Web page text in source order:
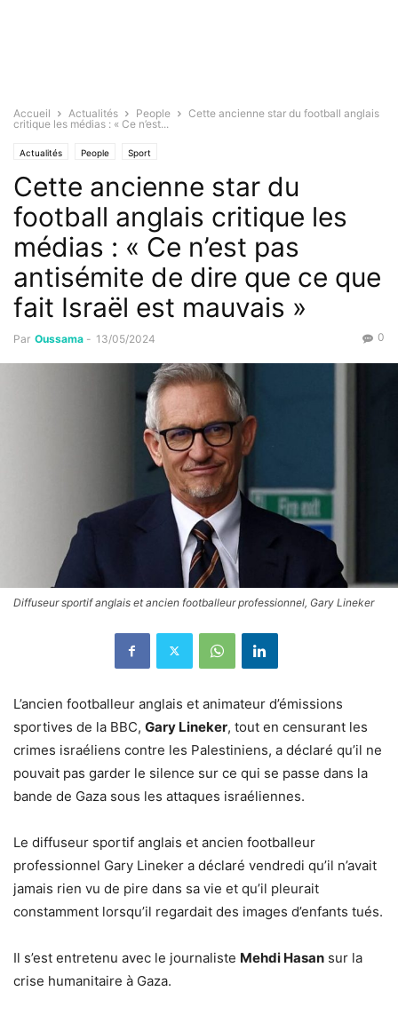
Accueil Actualités People
Cette ancienne star du football anglais
critique les médias : « Ce n’est...
Actualités People Sport
Cette ancienne star du
football anglais critique les
médias : « Ce n’est pas
antisémite de dire que ce que
fait Israël est mauvais »
Par Oussama - 13/05/2024 0
Diffuseur sportif anglais et ancien footballeur professionnel, Gary Lineker
L’ancien footballeur anglais et animateur d’émissions
sportives de la BBC, Gary Lineker, tout en censurant les
crimes israéliens contre les Palestiniens, a déclaré qu’il ne
pouvait pas garder le silence sur ce qui se passe dans la
bande de Gaza sous les attaques israéliennes.
Le diffuseur sportif anglais et ancien footballeur
professionnel Gary Lineker a déclaré vendredi qu’il n’avait
jamais rien vu de pire dans sa vie et qu’il pleurait
constamment lorsqu’il regardait des images d’enfants tués.
Il s’est entretenu avec le journaliste Mehdi Hasan sur la
crise humanitaire à Gaza.